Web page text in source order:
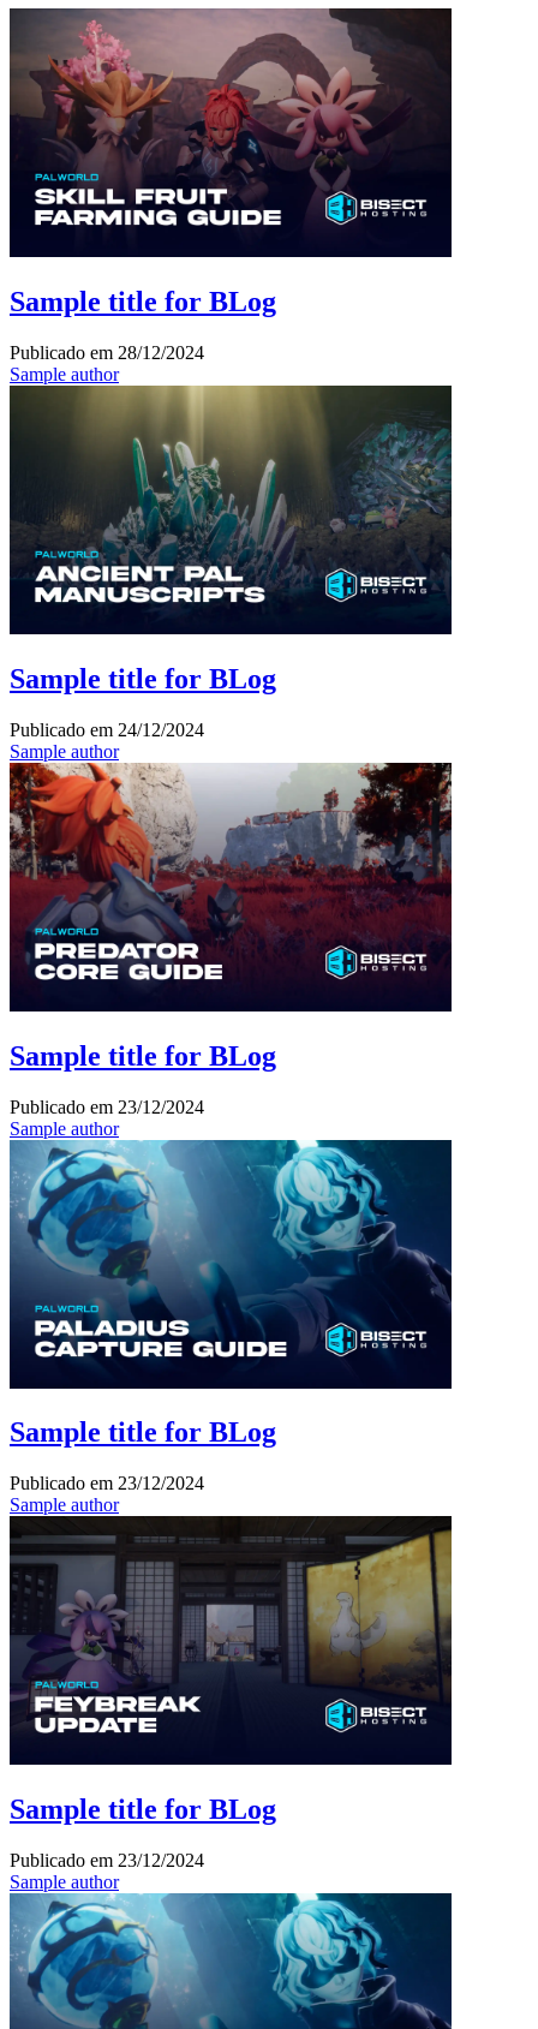
Sample title for BLog
Publicado em 28/12/2024
Sample author
Sample title for BLog
Publicado em 24/12/2024
Sample author
Sample title for BLog
Publicado em 23/12/2024
Sample author
Sample title for BLog
Publicado em 23/12/2024
Sample author
Sample title for BLog
Publicado em 23/12/2024
Sample author